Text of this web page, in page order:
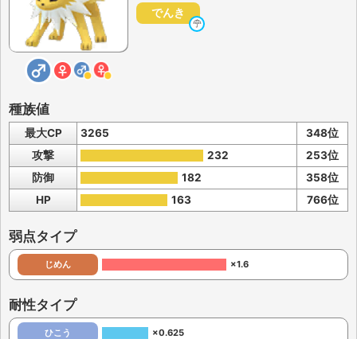
でんき
種族値
最大CP 3265
348位
攻撃
232
253位
防御
182
358位
HP
163 766位
弱点タイプ
じめん ×1.6
耐性タイプ
ひこう ×0.625